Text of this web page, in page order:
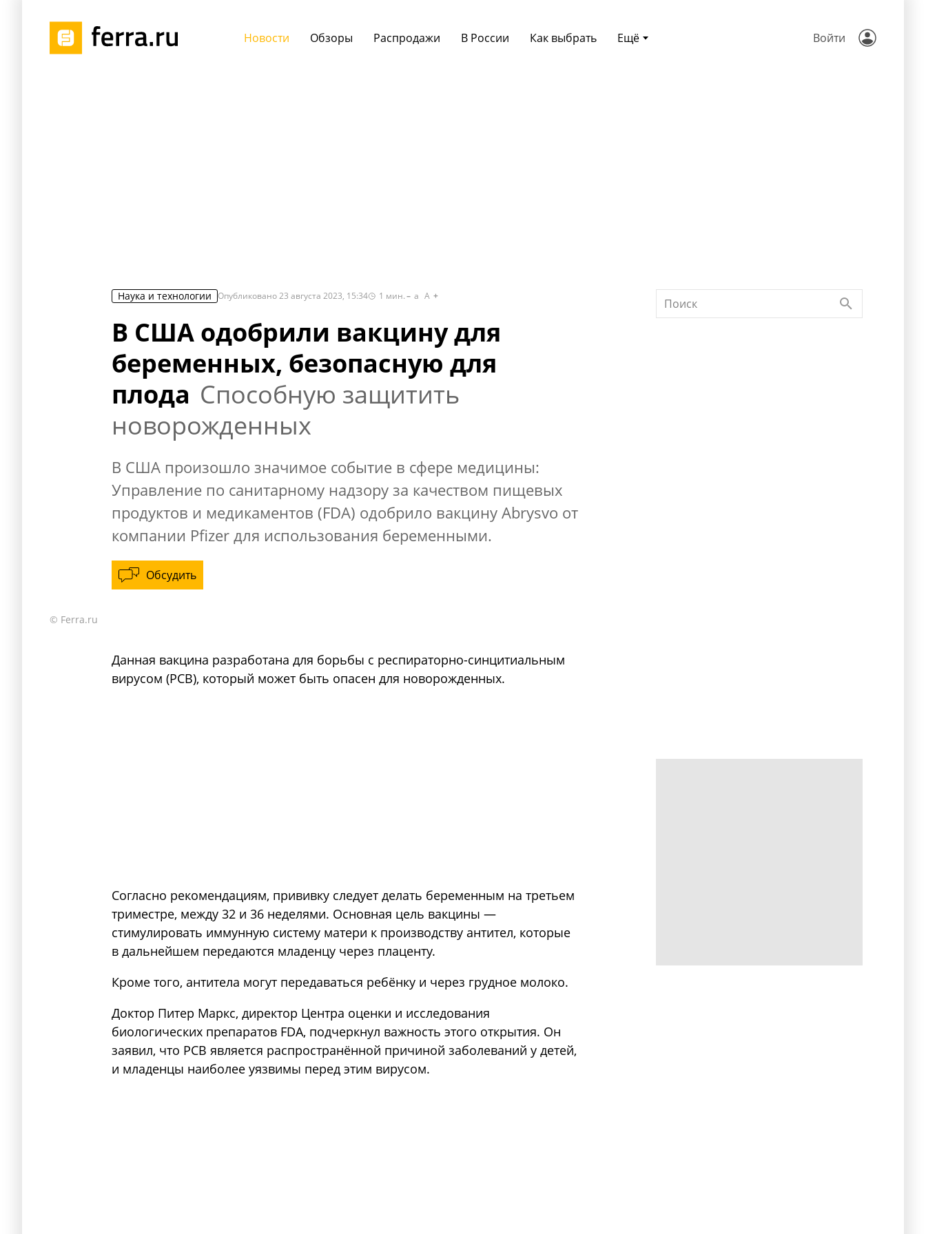
Ещё
Новости Обзоры Распродажи В России Как выбрать Войти
Наука и технологии Опубликовано23 августа 2023, 15:34 1 мин. a A
В США одобрили вакцину для
беременных, безопасную для
плода Способную защитить
новорожденных
В США произошло значимое событие в сфере медицины:
Управление по санитарному надзору за качеством пищевых
продуктов и медикаментов (FDA) одобрило вакцину Abrysvo от
компании Pfizer для использования беременными.
Обсудить
© Ferra.ru
Данная вакцина разработана для борьбы с респираторно-синцитиальным
вирусом (РСВ), который может быть опасен для новорожденных.
Согласно рекомендациям, прививку следует делать беременным на третьем
триместре, между 32 и 36 неделями. Основная цель вакцины —
стимулировать иммунную систему матери к производству антител, которые
в дальнейшем передаются младенцу через плаценту.
Кроме того, антитела могут передаваться ребёнку и через грудное молоко.
Доктор Питер Маркс, директор Центра оценки и исследования
биологических препаратов FDA, подчеркнул важность этого открытия. Он
заявил, что РСВ является распространённой причиной заболеваний у детей,
и младенцы наиболее уязвимы перед этим вирусом.